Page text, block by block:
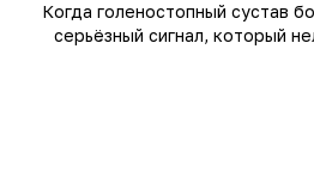
Когда голеностопный сустав
серьёзный сигнал, который